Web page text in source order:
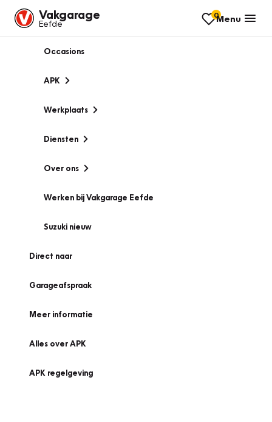
Vakgarage
Eefde
0Menu
Occasions
APK
Werkplaats
Diensten
Over ons
Werken bij Vakgarage Eefde
Suzuki nieuw
Direct naar
Garageafspraak
Meer informatie
Alles over APK
APK regelgeving